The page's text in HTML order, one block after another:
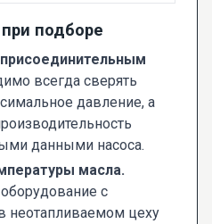
подборе
всегда сверять
давление, а
данными насоса.
масла.
с
неотапливаемом цеху